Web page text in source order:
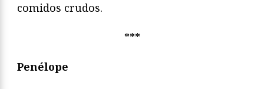
comidos crudos.
***
Penélope